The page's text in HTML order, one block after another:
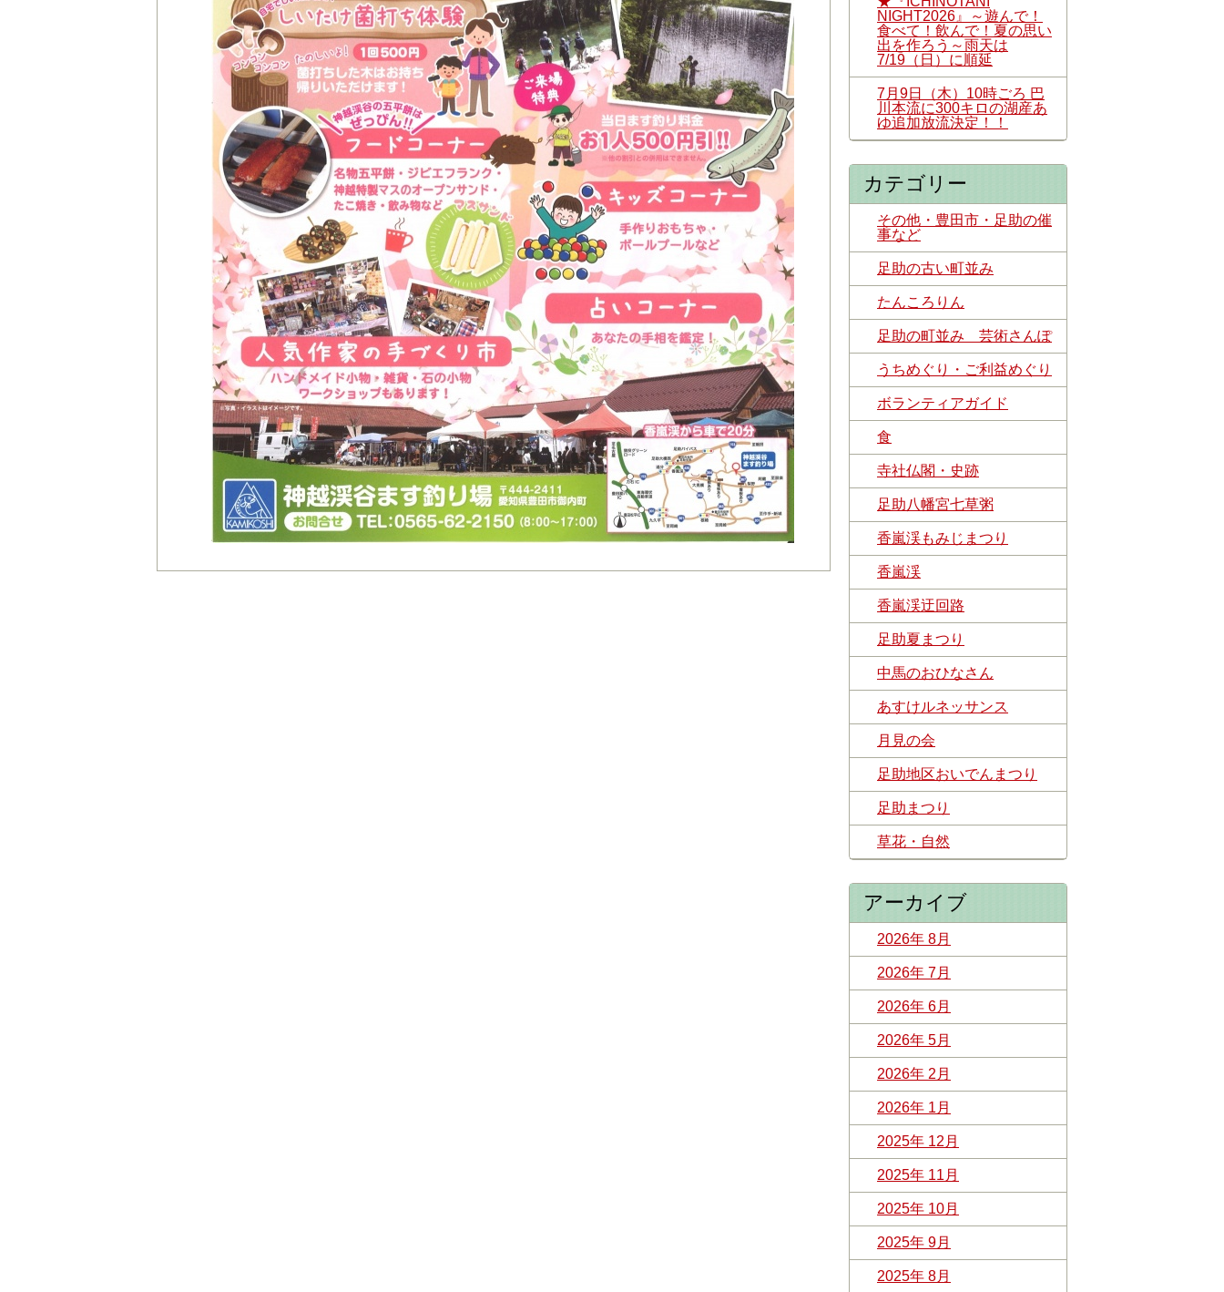
NIGHT2026』～遊んで！
食べて！飲んで！夏の思い
出を作ろう～雨天は
7/19（日）に順延
7月9日（木）10時ごろ 巴
川本流に300キロの湖産あ
ゆ追加放流決定！！
カテゴリー
その他・豊田市・足助の催
事など
足助の古い町並み
たんころりん
足助の町並み 芸術さんぽ
うちめぐり・ご利益めぐり
ボランティアガイド
食
寺社仏閣・史跡
足助八幡宮七草粥
香嵐渓もみじまつり
香嵐渓
香嵐渓迂回路
足助夏まつり
中馬のおひなさん
あすけルネッサンス
月見の会
足助地区おいでんまつり
足助まつり
草花・自然
アーカイブ
2026年 8月
2026年 7月
2026年 6月
2026年 5月
2026年 2月
2026年 1月
2025年 12月
2025年 11月
2025年 10月
2025年 9月
2025年 8月